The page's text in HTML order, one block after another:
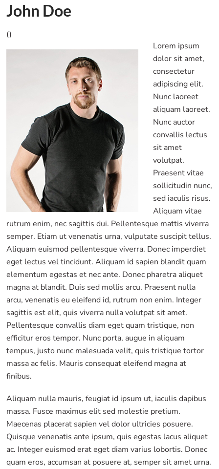
John Doe
()
Lorem ipsum
dolor sit amet,
consectetur
adipiscing elit.
Nunc laoreet
aliquam laoreet.
Nunc auctor
convallis lectus
sit amet
volutpat.
Praesent vitae
sollicitudin nunc,
sed iaculis risus.
Aliquam vitae
rutrum enim, nec sagittis dui. Pellentesque mattis viverra
semper. Etiam ut venenatis urna, vulputate suscipit tellus.
Aliquam euismod pellentesque viverra. Donec imperdiet
eget lectus vel tincidunt. Aliquam id sapien blandit quam
elementum egestas et nec ante. Donec pharetra aliquet
magna at blandit. Duis sed mollis arcu. Praesent nulla
arcu, venenatis eu eleifend id, rutrum non enim. Integer
sagittis est elit, quis viverra nulla volutpat sit amet.
Pellentesque convallis diam eget quam tristique, non
efficitur eros tempor. Nunc porta, augue in aliquam
tempus, justo nunc malesuada velit, quis tristique tortor
massa ac felis. Mauris consequat eleifend magna at
finibus.
Aliquam nulla mauris, feugiat id ipsum ut, iaculis dapibus
massa. Fusce maximus elit sed molestie pretium.
Maecenas placerat sapien vel dolor ultricies posuere.
Quisque venenatis ante ipsum, quis egestas lacus aliquet
ac. Integer euismod erat eget diam varius lobortis. Donec
quam eros, accumsan at posuere at, semper sit amet urna.